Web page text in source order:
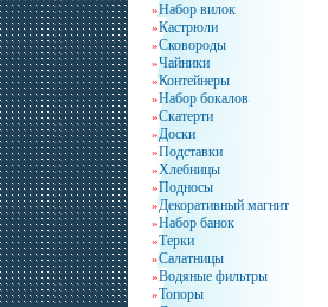
»Набор вилок
»Кастрюли
»Сковороды
»Чайники
»Контейнеры
»Набор бокалов
»Скатерти
»Доски
»Подставки
»Хлебницы
»Подносы
»Декоративный магнит
»Набор банок
»Терки
»Салатницы
»Водяные фильтры
»Топоры